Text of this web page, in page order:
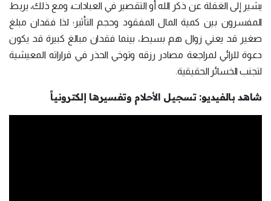
يشير إلى الغفلة عن ذكر الله أو التقصير في العبادات، ومع ذلك، يربط
المفسرون بين كمية المال المفقود وحجم التأثير؛ لذا فقدان مبلغ
صغير قد يعني زوال هم بسيط، بينما فقدان مبالغ كبيرة قد يكون
دعوة للرائي لمراجعة مصادر رزقه وتوخي الحذر في قراراته المعيشية
لتجنب الخسائر الحقيقية.
شاهد بالفيديو: تسجيل الأحلام وتفسيرها إلكترونياً